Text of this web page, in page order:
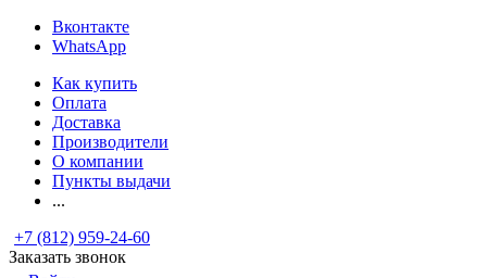
Вконтакте
WhatsApp
Как купить
Оплата
Доставка
Производители
О компании
Пункты выдачи
...
+7 (812) 959-24-60
Заказать звонок